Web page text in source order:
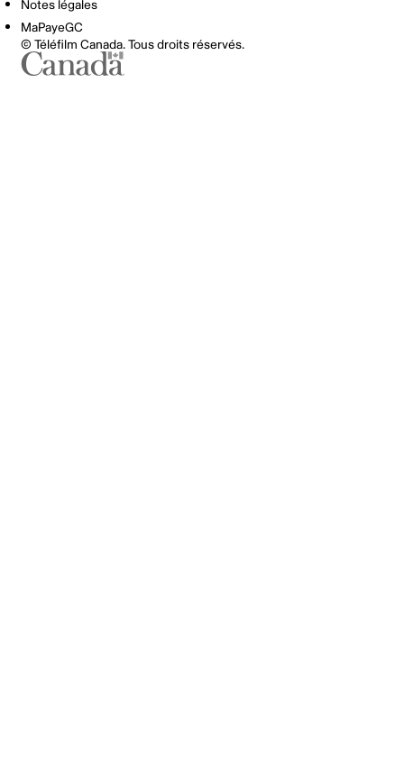
Notes légales
MaPayeGC
© Téléfilm Canada. Tous droits réservés.